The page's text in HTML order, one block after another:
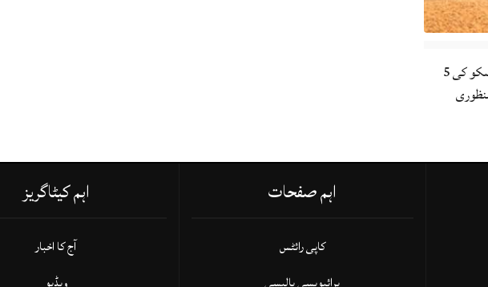
اقتصادی رابطہ کمیٹی کا بڑا فیصلہ: پاسکو کی 5
اہم کیٹاگریز
آج کا اخبار
اہم صفحات
کاپی رائٹس